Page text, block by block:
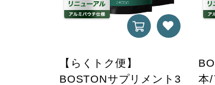
【らくトク便】
BOSTONサプリメント3
本/